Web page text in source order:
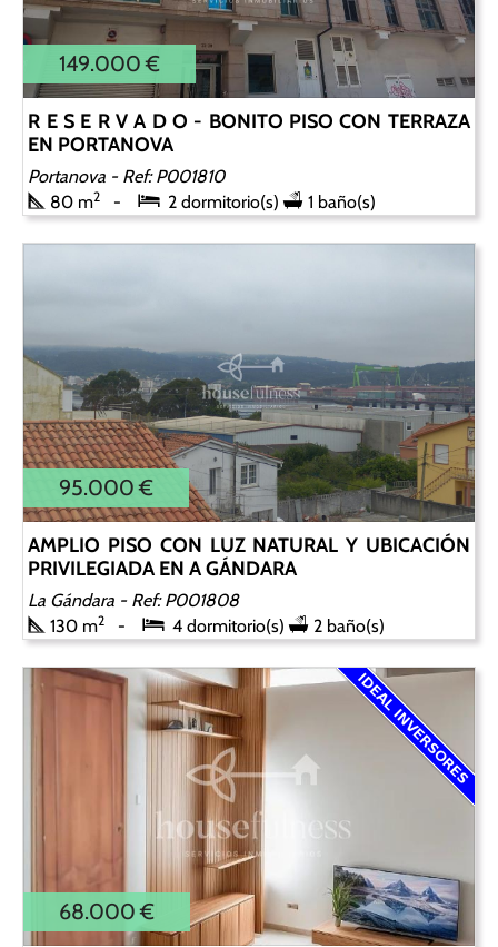
149.000 €
R E S E R V A D O - BONITO PISO CON TERRAZA
EN PORTANOVA
Portanova - Ref: P001810
80 m2 2 dormitorio(s) 1 baño(s)
95.000 €
AMPLIO PISO CON LUZ NATURAL Y UBICACIÓN
PRIVILEGIADA EN A GÁNDARA
La Gándara - Ref: P001808
130 m2 4 dormitorio(s) 2 baño(s)
68.000 €